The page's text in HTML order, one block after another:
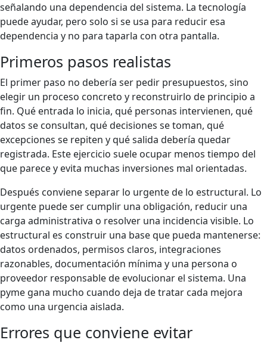
señalando una dependencia del sistema. La tecnología
puede ayudar, pero solo si se usa para reducir esa
dependencia y no para taparla con otra pantalla.
Primeros pasos realistas
El primer paso no debería ser pedir presupuestos, sino
elegir un proceso concreto y reconstruirlo de principio a
fin. Qué entrada lo inicia, qué personas intervienen, qué
datos se consultan, qué decisiones se toman, qué
excepciones se repiten y qué salida debería quedar
registrada. Este ejercicio suele ocupar menos tiempo del
que parece y evita muchas inversiones mal orientadas.
Después conviene separar lo urgente de lo estructural. Lo
urgente puede ser cumplir una obligación, reducir una
carga administrativa o resolver una incidencia visible. Lo
estructural es construir una base que pueda mantenerse:
datos ordenados, permisos claros, integraciones
razonables, documentación mínima y una persona o
proveedor responsable de evolucionar el sistema. Una
pyme gana mucho cuando deja de tratar cada mejora
como una urgencia aislada.
Errores que conviene evitar